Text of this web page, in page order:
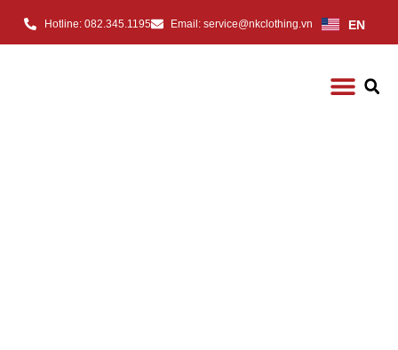
Hotline: 082.345.1195 Email: service@nkclothing.vn EN